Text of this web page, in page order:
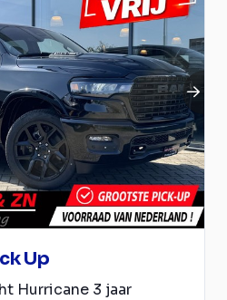
Up
Hurricane 3 jaar